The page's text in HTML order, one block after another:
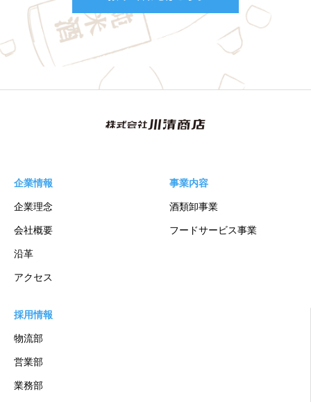
企業情報
企業理念
会社概要
沿革
アクセス
事業内容
酒類卸事業
フードサービス事業
採用情報
物流部
営業部
業務部